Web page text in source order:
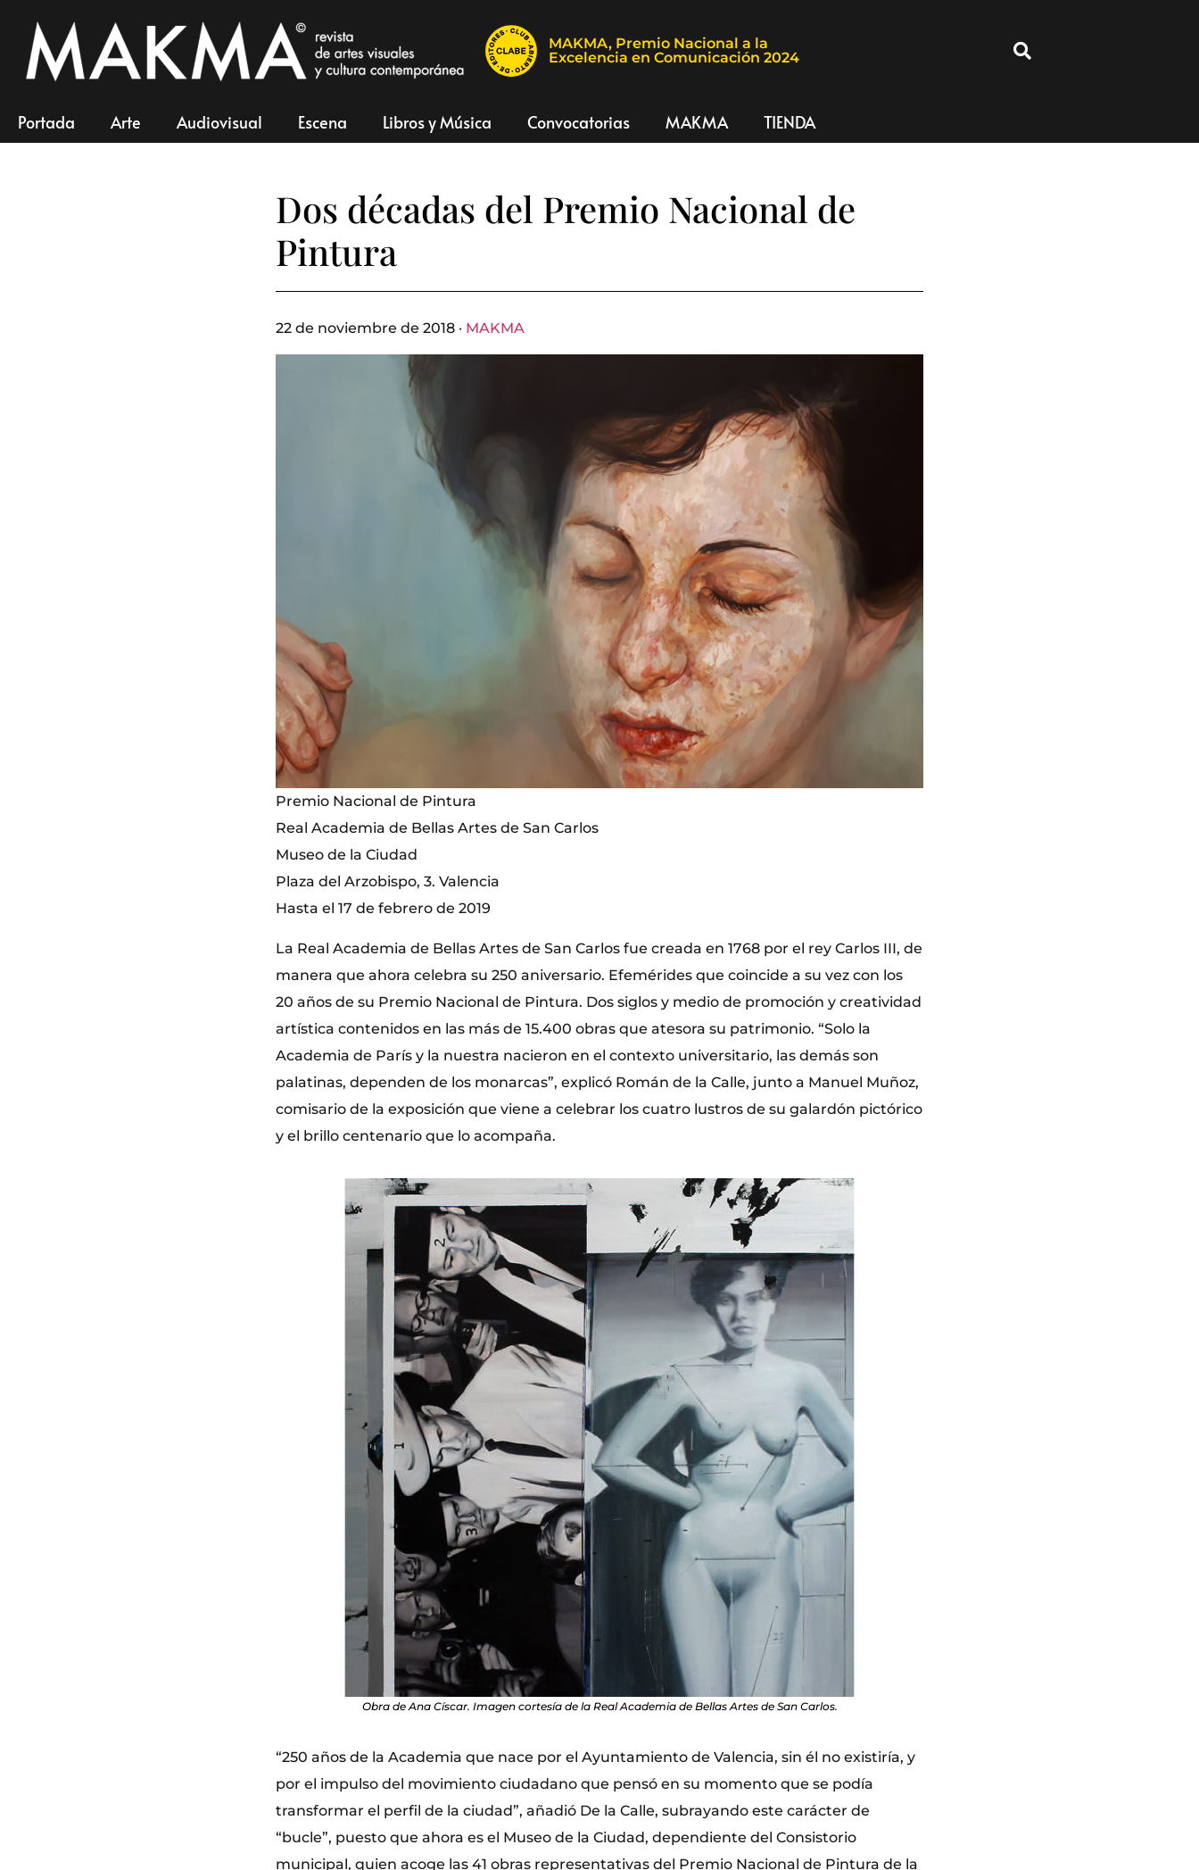
MAKMA, Premio Nacional a la
Excelencia en Comunicación 2024
Portada Arte Audiovisual Escena Libros y Música Convocatorias MAKMA TIENDA
Dos décadas del Premio Nacional de
Pintura
22 de noviembre de 2018 · MAKMA
Premio Nacional de Pintura
Real Academia de Bellas Artes de San Carlos
Museo de la Ciudad
Plaza del Arzobispo, 3. Valencia
Hasta el 17 de febrero de 2019
La Real Academia de Bellas Artes de San Carlos fue creada en 1768 por el rey Carlos III, de
manera que ahora celebra su 250 aniversario. Efemérides que coincide a su vez con los
20 años de su Premio Nacional de Pintura. Dos siglos y medio de promoción y creatividad
artística contenidos en las más de 15.400 obras que atesora su patrimonio. “Solo la
Academia de París y la nuestra nacieron en el contexto universitario, las demás son
palatinas, dependen de los monarcas”, explicó Román de la Calle, junto a Manuel Muñoz,
comisario de la exposición que viene a celebrar los cuatro lustros de su galardón pictórico
y el brillo centenario que lo acompaña.
Obra de Ana Císcar. Imagen cortesía de la Real Academia de Bellas Artes de San Carlos.
“250 años de la Academia que nace por el Ayuntamiento de Valencia, sin él no existiría, y
por el impulso del movimiento ciudadano que pensó en su momento que se podía
transformar el perfil de la ciudad”, añadió De la Calle, subrayando este carácter de
“bucle”, puesto que ahora es el Museo de la Ciudad, dependiente del Consistorio
municipal, quien acoge las 41 obras representativas del Premio Nacional de Pintura de la